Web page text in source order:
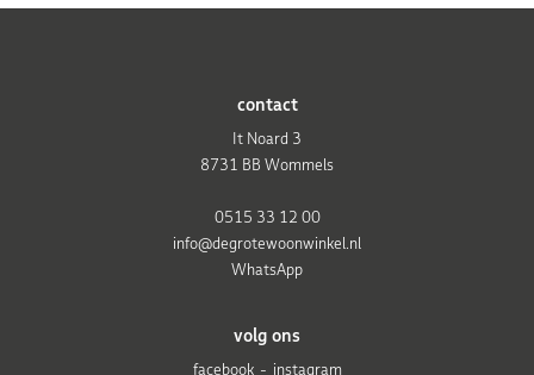
volg ons
facebook
instagram
contact
It Noard 3
8731 BB Wommels
0515 33 12 00
info@degrotewoonwinkel.nl
WhatsApp